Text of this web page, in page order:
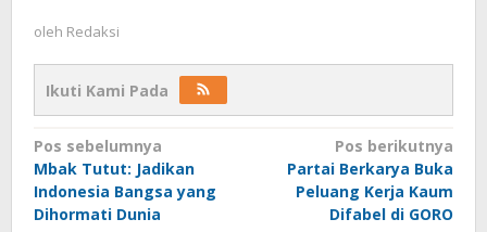
oleh Redaksi
Ikuti Kami Pada
Navigasi
pos
Pos sebelumnya
Mbak Tutut: Jadikan
Indonesia Bangsa yang
Dihormati Dunia
Pos berikutnya
Partai Berkarya Buka
Peluang Kerja Kaum
Difabel di GORO